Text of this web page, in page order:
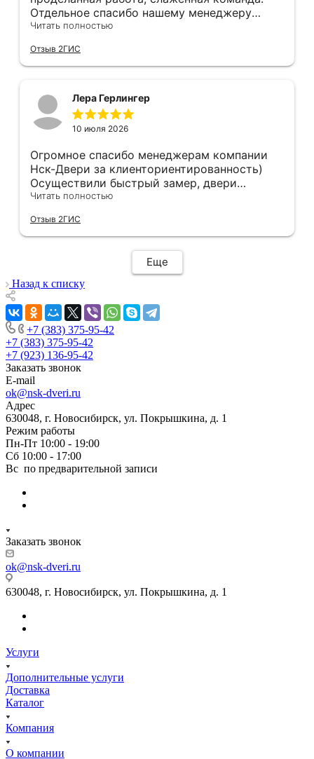
Отдельное спасибо нашему менеджеру
Анастасии, помогла сделать выбор, от
профессионально, рекомендую.
Читать полностью
Отзыв 2ГИС
Лера Герлингер
10 июля 2026
Огромное спасибо менеджерам компании
Нск-Двери за клиенториентированность)
Осуществили быстрый замер, двери
оказались в наличии. По доставке
компанию, где я могу указать удобный для
меня интервал времени, а не ждать весь
день🙏 Не могу не отметить качественный
монтаж дверей, спасибо мастеру Антону за
его труд!!!
Читать полностью
Отзыв 2ГИС
Еще
Назад к списку
+7 (383) 375-95-42
+7 (383) 375-95-42
+7 (923) 136-95-42
Заказать звонок
E-mail
ok@nsk-dveri.ru
Адрес
630048, г. Новосибирск, ул. Покрышкина, д. 1
Режим работы
Пн-Пт 10:00 - 19:00
Сб 10:00 - 17:00
Вс по предварительной записи
Заказать звонок
ok@nsk-dveri.ru
630048, г. Новосибирск, ул. Покрышкина, д. 1
Услуги
Дополнительные услуги
Доставка
Каталог
Компания
О компании